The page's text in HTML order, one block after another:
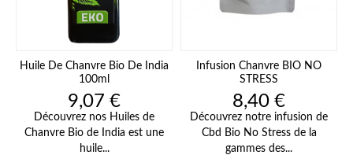
Huile De Chanvre Bio De India
100ml
Prix
9,07 €
Découvrez nos Huiles de
Chanvre Bio de India est une
huile...
Infusion Chanvre BIO NO
STRESS
Prix
8,40 €
Découvrez notre infusion de
Cbd Bio No Stress de la
gammes des...